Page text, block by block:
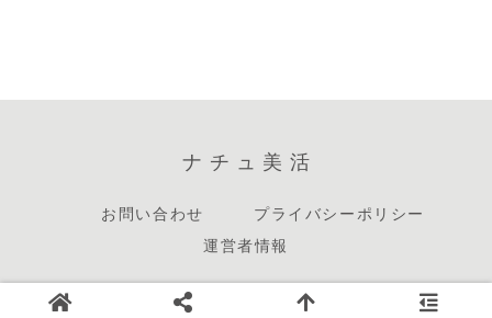
ナチュ美活
お問い合わせ
プライバシーポリシー
運営者情報
© 2025 ナチュ美活.